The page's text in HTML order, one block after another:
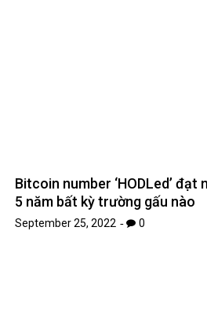
Bitcoin number ‘HODLed’
5 năm bất kỳ trường gấu nào
September 25, 2022 0